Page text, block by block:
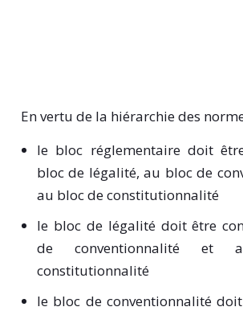
En vertu de la hiérarchie des
le bloc réglementaire doit
bloc de légalité, au bloc de
au bloc de constitutionnalité
le bloc de légalité doit être
de conventionnalité et
constitutionnalité
le bloc de conventionnalité